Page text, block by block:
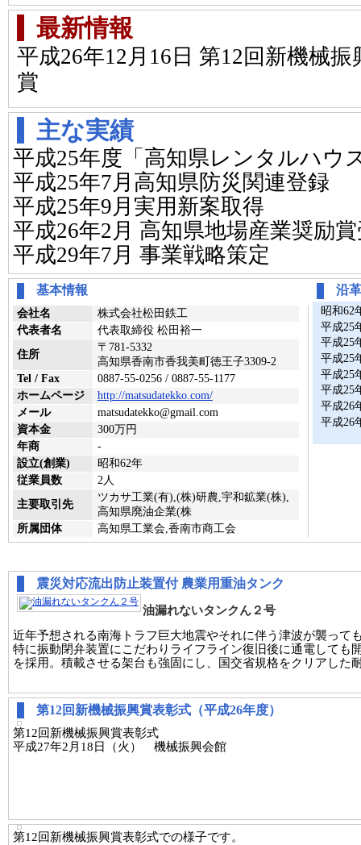
最新情報
平成26年12月16日 第12回新機械
賞
主な実績
平成25年度「高知県レンタルハウ
平成25年7月高知県防災関連登録
平成25年9月実用新案取得
平成26年2月 高知県地場産業奨励
平成29年7月 事業戦略策定
基本情報
会社名
株式会社松田鉄工
代表者名
代表取締役 松田裕一
住所
〒781-5332
高知県香南市香我美町徳王子3309-2
Tel / Fax
0887-55-0256 / 0887-55-1177
ホームページ
http://matsudatekko.com/
メール
matsudatekko@gmail.com
資本金
300万円
年商
-
設立(創業)
昭和62年
従業員数
2人
主要取引先
ツカサ工業(有),(株)研農,宇和鉱業(株),
高知県廃油企業(株
所属団体
高知県工業会,香南市商工会
沿
昭和62
平成25
平成25
平成25
平成25
平成25
平成26
平成26
震災対応流出防止装置付 農業用重油タンク
油漏れないタンクん２号
近年予想される南海トラフ巨大地震やそれに伴う津波が襲って
特に振動閉弁装置にこだわりライフライン復旧後に通電しても
を採用。積載させる架台も強固にし、国交省規格をクリアした
第12回新機械振興賞表彰式（平成26年度）
第12回新機械振興賞表彰式
平成27年2月18日（火） 機械振興会館
第12回新機械振興賞表彰式での様子です。